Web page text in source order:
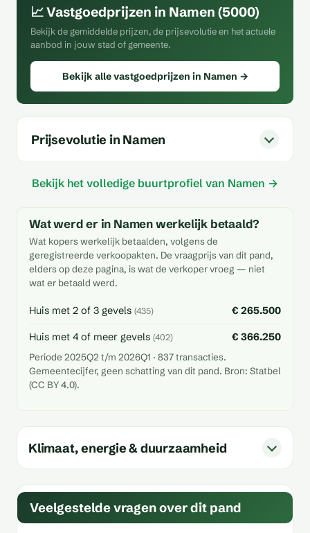
📈 Vastgoedprijzen in Namen (5000)
Bekijk de gemiddelde prijzen, de prijsevolutie en het actuele
aanbod in jouw stad of gemeente.
Bekijk alle vastgoedprijzen in Namen →
Prijsevolutie in Namen
Bekijk het volledige buurtprofiel van Namen →
Wat werd er in Namen werkelijk betaald?
Wat kopers werkelijk betaalden, volgens de
geregistreerde verkoopakten. De vraagprijs van dit pand,
elders op deze pagina, is wat de verkoper vroeg — niet
wat er betaald werd.
Huis met 2 of 3 gevels (435) € 265.500
Huis met 4 of meer gevels (402) € 366.250
Periode 2025Q2 t/m 2026Q1 · 837 transacties.
Gemeentecijfer, geen schatting van dit pand. Bron: Statbel
(CC BY 4.0).
Klimaat, energie & duurzaamheid
Veelgestelde vragen over dit pand